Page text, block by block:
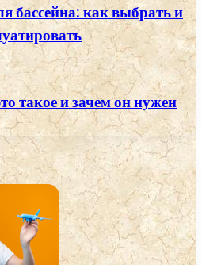
бассейна: как выбрать и
такое и зачем он нужен